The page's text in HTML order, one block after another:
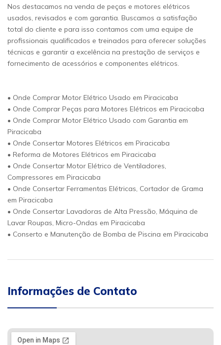
Nos destacamos na venda de peças e motores elétricos
usados, revisados e com garantia. Buscamos a satisfação
total do cliente e para isso contamos com uma equipe de
profissionais qualificados e treinados para oferecer soluções
técnicas e garantir a excelência na prestação de serviços e
fornecimento de acessórios e componentes elétricos.
• Onde Comprar Motor Elétrico Usado em Piracicaba
• Onde Comprar Peças para Motores Elétricos em Piracicaba
• Onde Comprar Motor Elétrico Usado com Garantia em
Piracicaba
• Onde Consertar Motores Elétricos em Piracicaba
• Reforma de Motores Elétricos em Piracicaba
• Onde Consertar Motor Elétrico de Ventiladores,
Compressores em Piracicaba
• Onde Consertar Ferramentas Elétricas, Cortador de Grama
em Piracicaba
• Onde Consertar Lavadoras de Alta Pressão, Máquina de
Lavar Roupas, Micro-Ondas em Piracicaba
• Conserto e Manutenção de Bomba de Piscina em Piracicaba
Informações de Contato